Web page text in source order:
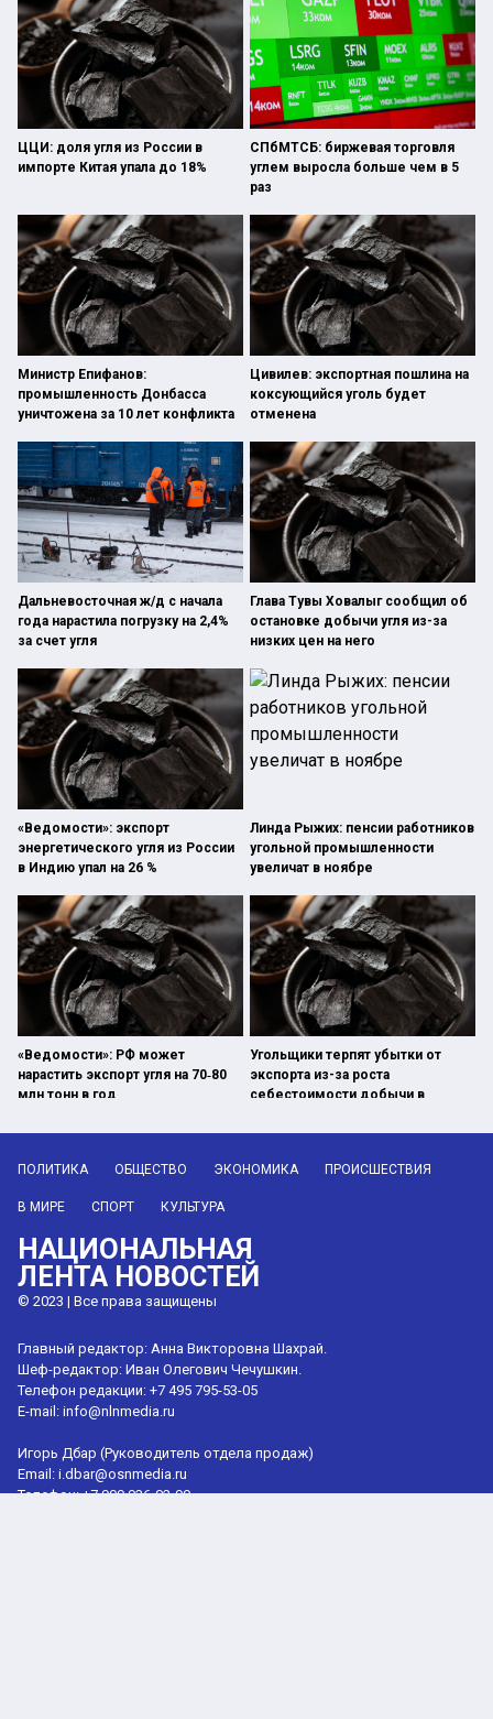
ЦЦИ: доля угля из России в
импорте Китая упала до 18%
СПбМТСБ: биржевая торговля
углем выросла больше чем в 5
раз
Министр Епифанов:
промышленность Донбасса
уничтожена за 10 лет конфликта
Цивилев: экспортная пошлина на
коксующийся уголь будет
отменена
Дальневосточная ж/д с начала
года нарастила погрузку на 2,4%
за счет угля
Глава Тувы Ховалыг сообщил об
остановке добычи угля из-за
низких цен на него
«Ведомости»: экспорт
энергетического угля из России
в Индию упал на 26 %
Линда Рыжих: пенсии работников
угольной промышленности
увеличат в ноябре
«Ведомости»: РФ может
нарастить экспорт угля на 70‑80
млн тонн в год
Угольщики терпят убытки от
экспорта из-за роста
себестоимости добычи в
ПОЛИТИКА ОБЩЕСТВО ЭКОНОМИКА ПРОИСШЕСТВИЯ
В МИРЕ СПОРТ КУЛЬТУРА
НАЦИОНАЛЬНАЯ
ЛЕНТА НОВОСТЕЙ
© 2023 | Все права защищены
Главный редактор: Анна Викторовна Шахрай.
Шеф-редактор: Иван Олегович Чечушкин.
Телефон редакции: +7 495 795-53-05
E-mail: info@nlnmedia.ru
Игорь Дбар (Руководитель отдела продаж)
Email: i.dbar@osnmedia.ru
Телефон:+7 909 936-02-90